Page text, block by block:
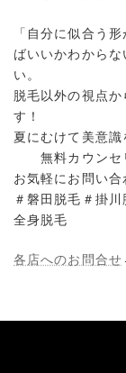
「自分に似合う
ばいいかわから
い。
脱毛以外の視点
す！
夏にむけて美意識
無料カウンセ
お気軽にお問い合
＃磐田脱毛＃掛
全身脱毛
各店へのお問合せ